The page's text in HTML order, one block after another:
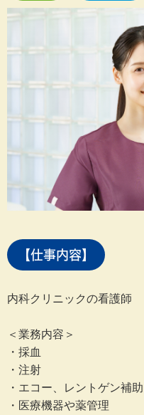
【仕事内容】
内科クリニックの看護師
＜業務内容＞
・採血
・注射
・エコー、レントゲン補助
・医療機器や薬管理